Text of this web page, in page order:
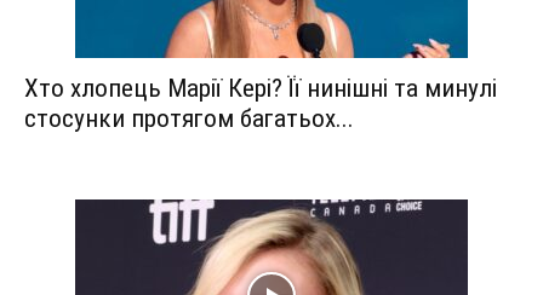
Хто хлопець Марії Кері? Її нинішні та минулі
стосунки протягом багатьох...